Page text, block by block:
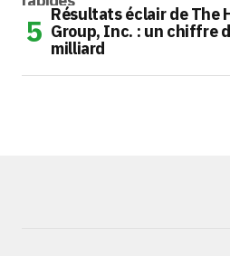
Résultats éclair de The
Group, Inc. : un chiffre
milliard